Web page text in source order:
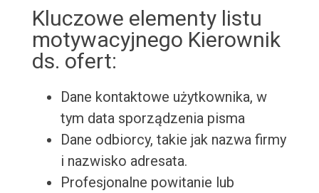
Kluczowe elementy listu
motywacyjnego Kierownik
ds. ofert:
Dane kontaktowe użytkownika, w
tym data sporządzenia pisma
Dane odbiorcy, takie jak nazwa firmy
i nazwisko adresata.
Profesjonalne powitanie lub